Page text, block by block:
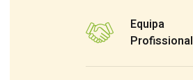
Equipa
Profissional